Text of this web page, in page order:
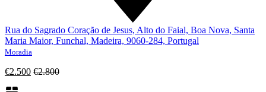
Rua do Sagrado Coração de Jesus, Alto do Faial, Boa Nova, Santa
Maria Maior, Funchal, Madeira, 9060-284, Portugal
Moradia
€2.500 €2.800